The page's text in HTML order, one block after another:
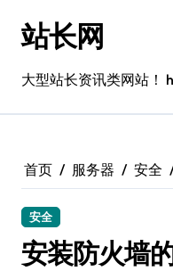
站长网
大型站长资讯类网站！
首页 服务器 安全
安全
安装防火墙